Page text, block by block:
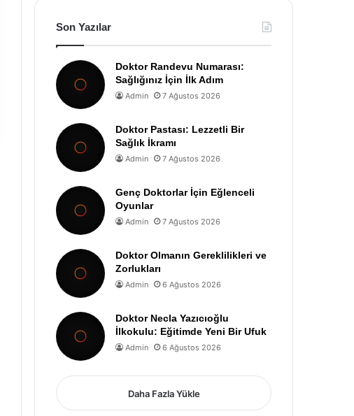
Son Yazılar
Doktor Randevu Numarası:
Sağlığınız İçin İlk Adım
Admin 7 Ağustos 2026
Doktor Pastası: Lezzetli Bir
Sağlık İkramı
Admin 7 Ağustos 2026
Genç Doktorlar İçin Eğlenceli
Oyunlar
Admin 7 Ağustos 2026
Doktor Olmanın Gereklilikleri ve
Zorlukları
Admin 6 Ağustos 2026
Doktor Necla Yazıcıoğlu
İlkokulu: Eğitimde Yeni Bir Ufuk
Admin 6 Ağustos 2026
Daha Fazla Yükle